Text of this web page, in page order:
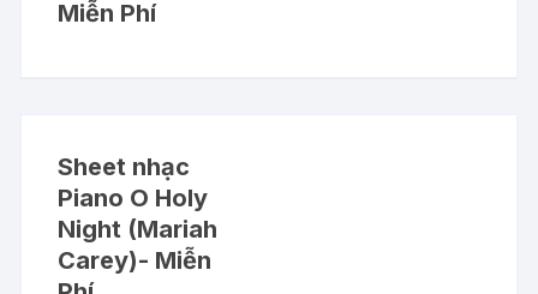
Miễn Phí
Sheet nhạc
Piano O Holy
Night (Mariah
Carey)- Miễn